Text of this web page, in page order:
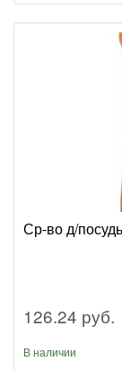
Ср-во д/
126.24 руб.
В наличии